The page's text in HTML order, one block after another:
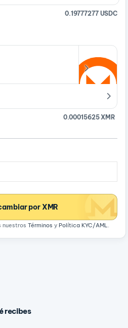
0.19777277 USDC
0.00015625 XMR
por XMR
nuestros Términos y Política KYC/AML.
recibes